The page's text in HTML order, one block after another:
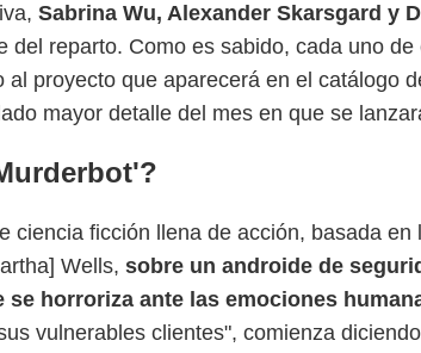
Sabrina Wu, Alexander Skarsgard y
del reparto. Como es sabido, cada uno de
al proyecto que aparecerá en el catálogo
mayor detalle del mes en que se
ciencia ficción llena de acción, basada en
Wells, sobre un androide de
se horroriza ante las emociones
vulnerables clientes", comienza